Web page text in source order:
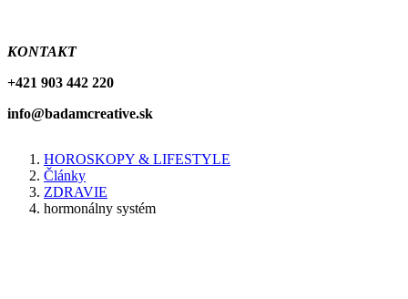
KONTAKT
+421 903 442 220
info@badamcreative.sk
Breadcrumb
HOROSKOPY & LIFESTYLE
Články
ZDRAVIE
hormonálny systém